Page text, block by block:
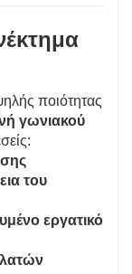
ποιότητας
γωνιακού
του
εργατικό